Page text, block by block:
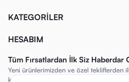
KATEGORİLER
HESABIM
Tüm Fırsatlardan İlk Siz Haberdar
Yeni ürünlerimizden ve özel tekliflerden
kaçırmayın!